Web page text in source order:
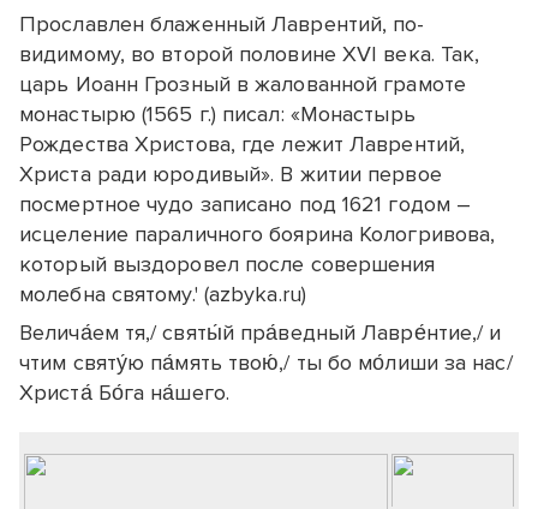
Прославлен блаженный Лаврентий, по-
видимому, во второй половине ХVI века. Так,
царь Иоанн Грозный в жалованной грамоте
монастырю (1565 г.) писал: «Монастырь
Рождества Христова, где лежит Лаврентий,
Христа ради юродивый». В житии первое
посмертное чудо записано под 1621 годом –
исцеление параличного боярина Кологривова,
который выздоровел после совершения
молебна святому.' (azbyka.ru)
Велича́ем тя,/ святы́й пра́ведный Лавре́нтие,/ и
чтим святу́ю па́мять твою́,/ ты бо мо́лиши за нас/
Христа́ Бо́га на́шего.